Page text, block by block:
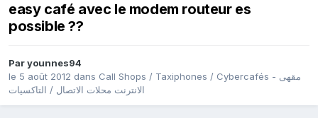
easy café avec le modem routeur es
possible ??
Paryounnes94
le 5 août 2012 dans Call Shops / Taxiphones / Cybercafés - مقهى
الانترنت محلات الاتصال / التاكسيات